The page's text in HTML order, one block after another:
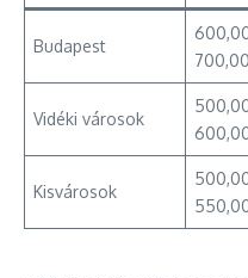
Budapest
Vidéki városok
Kisvárosok